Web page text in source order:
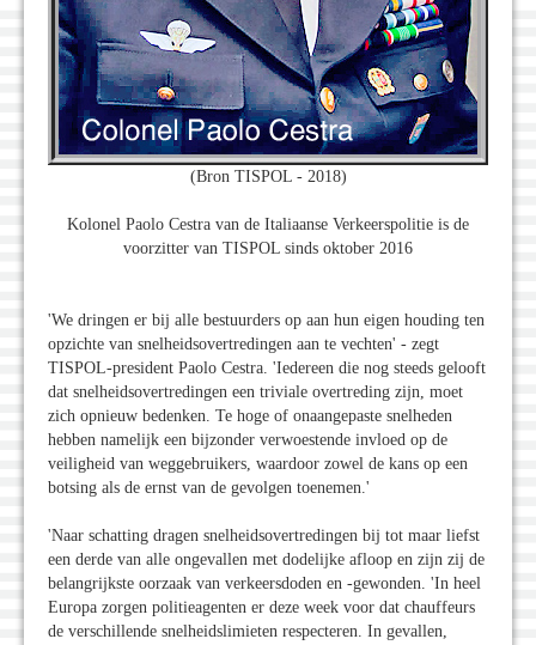
(Bron TISPOL - 2018)
Kolonel Paolo Cestra van de Italiaanse Verkeerspolitie is de
voorzitter van TISPOL sinds oktober 2016
'We dringen er bij alle bestuurders op aan hun eigen houding ten
opzichte van snelheidsovertredingen aan te vechten' - zegt
TISPOL-president Paolo Cestra. 'Iedereen die nog steeds gelooft
dat snelheidsovertredingen een triviale overtreding zijn, moet
zich opnieuw bedenken. Te hoge of onaangepaste snelheden
hebben namelijk een bijzonder verwoestende invloed op de
veiligheid van weggebruikers, waardoor zowel de kans op een
botsing als de ernst van de gevolgen toenemen.'
'Naar schatting dragen snelheidsovertredingen bij tot maar liefst
een derde van alle ongevallen met dodelijke afloop en zijn zij de
belangrijkste oorzaak van verkeersdoden en -gewonden. 'In heel
Europa zorgen politieagenten er deze week voor dat chauffeurs
de verschillende snelheidslimieten respecteren. In gevallen,